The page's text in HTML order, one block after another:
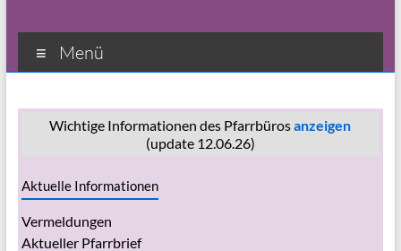
Menü
Wichtige Informationen des Pfarrbürosanzeigen
(update 12.06.26)
Aktuelle Informationen
Vermeldungen
Aktueller Pfarrbrief